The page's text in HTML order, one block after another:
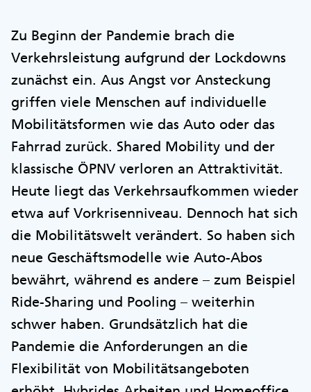
Zu Beginn der Pandemie brach die
Verkehrsleistung aufgrund der Lockdowns
zunächst ein. Aus Angst vor Ansteckung
griffen viele Menschen auf individuelle
Mobilitätsformen wie das Auto oder das
Fahrrad zurück. Shared Mobility und der
klassische ÖPNV verloren an Attraktivität.
Heute liegt das Verkehrsaufkommen wieder
etwa auf Vorkrisenniveau. Dennoch hat sich
die Mobilitätswelt verändert. So haben sich
neue Geschäftsmodelle wie Auto-Abos
bewährt, während es andere – zum Beispiel
Ride-Sharing und Pooling – weiterhin
schwer haben. Grundsätzlich hat die
Pandemie die Anforderungen an die
Flexibilität von Mobilitätsangeboten